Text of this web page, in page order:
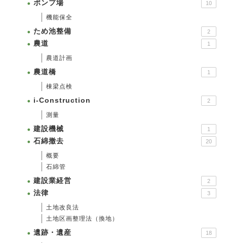
ポンプ場 10
機能保全
ため池整備 2
農道 1
農道計画
農道橋 1
棟梁点検
i-Construction 2
測量
建設機械 1
石綿撤去 20
概要
石綿管
建設業経営 2
法律 3
土地改良法
土地区画整理法（換地）
遺跡・遺産 18